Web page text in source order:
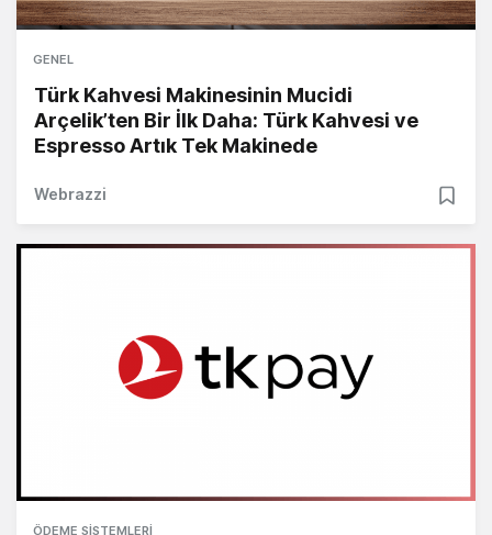
GENEL
Türk Kahvesi Makinesinin Mucidi
Arçelik’ten Bir İlk Daha: Türk Kahvesi ve
Espresso Artık Tek Makinede
Webrazzi
ÖDEME SISTEMLERI